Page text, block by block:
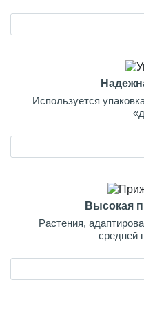
Используется
Высокая
Растения,
средней